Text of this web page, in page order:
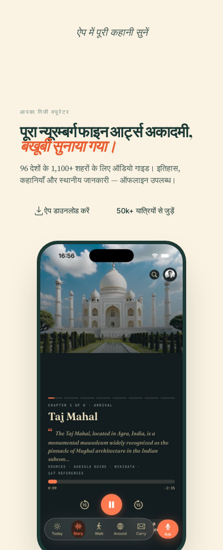
ऐप में पूरी कहानी सुनें
आपका निजी क्यूरेटर
पूरा न्यूरम्बर्ग फाइन आर्ट्स अकादमी,
बखूबी सुनाया गया।
96 देशों के 1,100+ शहरों के लिए ऑडियो गाइड। इतिहास,
कहानियाँ और स्थानीय जानकारी — ऑफलाइन उपलब्ध।
ऐप डाउनलोड करें 50k+ यात्रियों से जुड़ें